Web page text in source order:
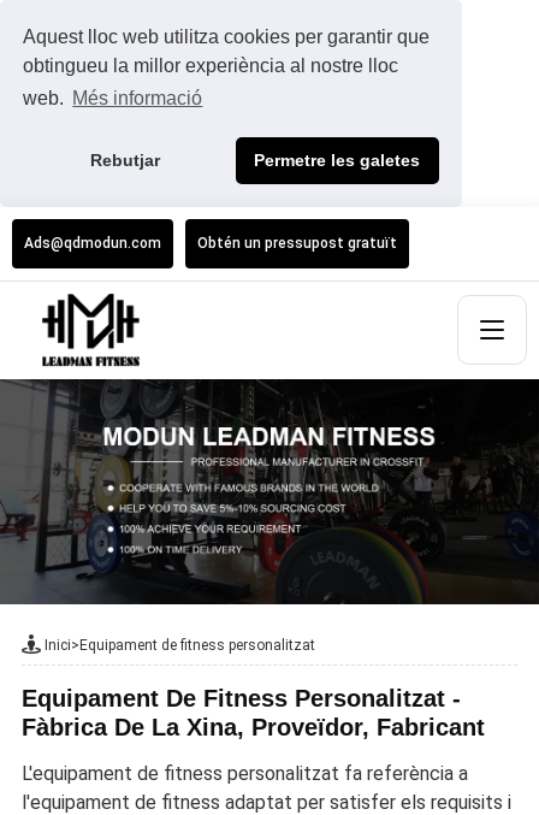
Aquest lloc web utilitza cookies per garantir que
obtingueu la millor experiència al nostre lloc
web. Més informació
Rebutjar Permetre les galetes
Ads@qdmodun.com Obtén un pressupost gratuït
Inici>Equipament de fitness personalitzat
Equipament De Fitness Personalitzat -
Fàbrica De La Xina, Proveïdor, Fabricant
L'equipament de fitness personalitzat fa referència a
l'equipament de fitness adaptat per satisfer els requisits i